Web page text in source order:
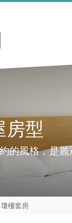
房型
的風格，是
瓊樓套房